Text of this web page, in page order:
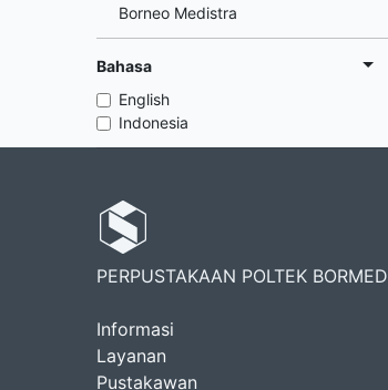
Borneo Medistra
Bahasa
English
Indonesia
PERPUSTAKAAN POLTEK BORMED
Informasi
Layanan
Pustakawan